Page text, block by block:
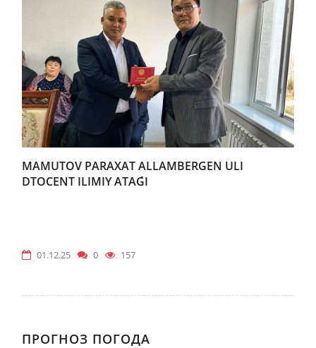
MAMUTOV PARAXAT ALLAMBERGEN ULI
DTOCENT ILIMIY ATAǴI
01.12.25 0 157
ПРОГНОЗ ПОГОДА